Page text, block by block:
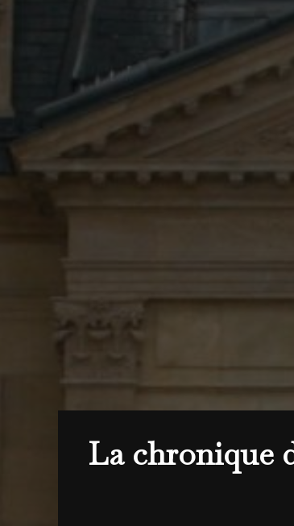
La chronique